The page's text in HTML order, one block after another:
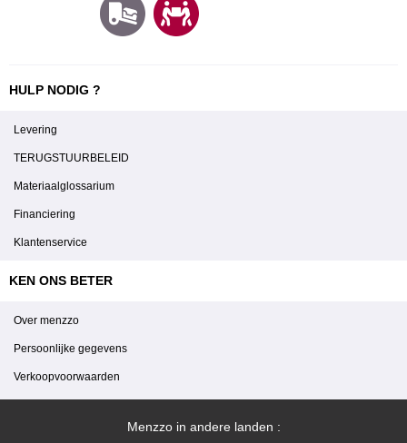
HULP NODIG ?
Levering
TERUGSTUURBELEID
Materiaalglossarium
Financiering
Klantenservice
KEN ONS BETER
Over menzzo
Persoonlijke gegevens
Verkoopvoorwaarden
Menzzo in andere landen :